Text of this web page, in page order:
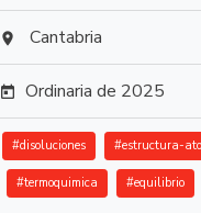
 Cantabria
 Ordinaria de 2025
#disoluciones #estructura-
#termoquimica #equilibrio